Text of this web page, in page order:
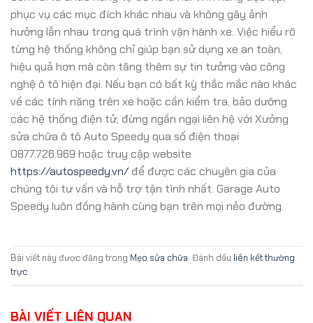
phục vụ các mục đích khác nhau và không gây ảnh
hưởng lẫn nhau trong quá trình vận hành xe. Việc hiểu rõ
từng hệ thống không chỉ giúp bạn sử dụng xe an toàn,
hiệu quả hơn mà còn tăng thêm sự tin tưởng vào công
nghệ ô tô hiện đại. Nếu bạn có bất kỳ thắc mắc nào khác
về các tính năng trên xe hoặc cần kiểm tra, bảo dưỡng
các hệ thống điện tử, đừng ngần ngại liên hệ với Xưởng
sửa chữa ô tô Auto Speedy qua số điện thoại
0877.726.969 hoặc truy cập website
https://autospeedy.vn/để được các chuyên gia của
chúng tôi tư vấn và hỗ trợ tận tình nhất. Garage Auto
Speedy luôn đồng hành cùng bạn trên mọi nẻo đường.
Bài viết này được đăng trong Mẹo sửa chữa. Đánh dấu liên kết thường
trực.
BÀI VIẾT LIÊN QUAN